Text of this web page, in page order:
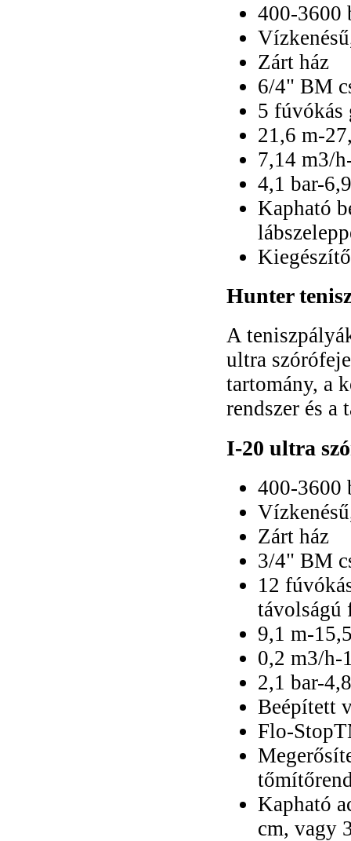
400-3600
Zárt ház
6/4" BM
5 fúvókás
21,6 m-
7,14 m3/
4,1 bar-
Kapható
Hunter
A
ultra
tartomány, a
rendszer és a
I-20 ultra
400-3600
Zárt ház
3/4" BM
12
távolságú
9,1 m-
0,2 m3/h-
2,1 bar-
Beépített
Flo-
Kapható
cm, vagy